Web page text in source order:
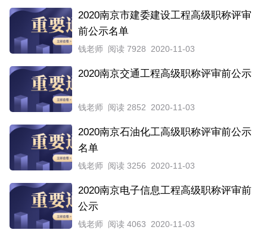
2020南京市建委建设工程高级职称评审
前公示名单
钱老师 阅读 7928 2020-11-03
2020南京交通工程高级职称评审前公示
钱老师 阅读 2852 2020-11-03
2020南京石油化工高级职称评审前公示
名单
钱老师 阅读 3256 2020-11-03
2020南京电子信息工程高级职称评审前
公示
钱老师 阅读 4063 2020-11-03